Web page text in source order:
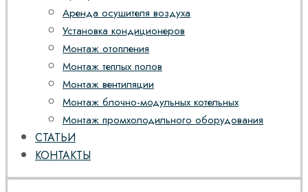
Аренда осушителя воздуха
Установка кондиционеров
Монтаж отопления
Монтаж теплых полов
Монтаж вентиляции
Монтаж блочно-модульных котельных
Монтаж промхолодильного оборудования
СТАТЬИ
КОНТАКТЫ